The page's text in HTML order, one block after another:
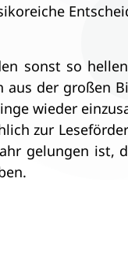
sonst so
der großen
wieder
zur
gelungen